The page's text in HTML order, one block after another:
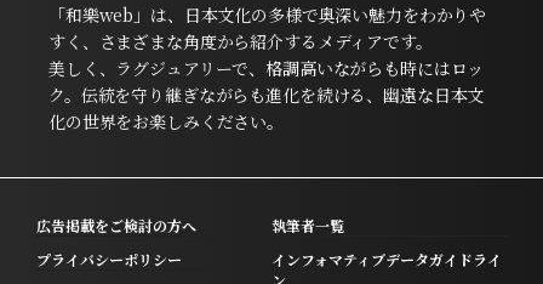
「和樂web」は、日本文化の多様で奥深い魅力をわかりや
すく、さまざまな角度から紹介するメディアです。
美しく、ラグジュアリーで、格調高いながらも時にはロッ
ク。伝統を守り継ぎながらも進化を続ける、幽遠な日本文
化の世界をお楽しみください。
広告掲載をご検討の方へ
執筆者一覧
プライバシーポリシー
インフォマティブデータガイドライ
ン